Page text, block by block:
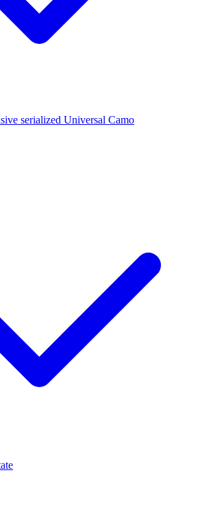
serialized Universal Camo